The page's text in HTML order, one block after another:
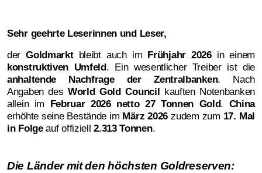
Sehr geehrte Leserinnen und Leser,
derGoldmarktbleibt auch im Frühjahr 2026in einem
konstruktiven Umfeld. Ein wesentlicher Treiber ist die
anhaltende Nachfrage der Zentralbanken. Nach
Angaben desWorld Gold Council kauften Notenbanken
allein im Februar 2026 netto 27 Tonnen Gold. China
erhöhte seine Bestände im März 2026 zudem zum 17. Mal
in Folgeauf offiziell2.313 Tonnen.
Die Länder mit den höchsten Goldreserven: